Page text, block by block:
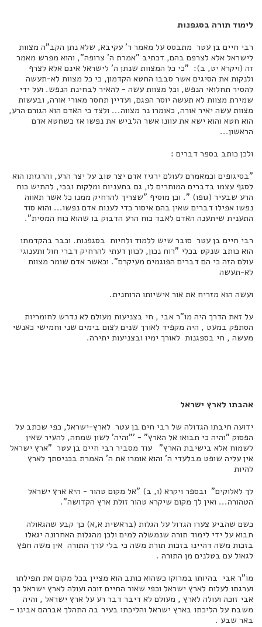
לימוד תורה בסגפנות
רבי חיים בן עטר מתבסס על מאמר ר' עקיבא, שלא נתן הקב"ה מצוות
לישראל אלא לצרפם בהם, דכתיב "אמרת ה' צרופה", והוא מפרש מאמר
זה (ויקרא יט, ב): "כי כל המצוות שנתן ה' לישראל אינם אלא לצרף
ולנקות את הסיגים אשר סבבו החטא הקדמון, כי כל מצוות לא-תעשה
להסיר תחלואי הנפש, וכל מצוות עשה - להאיר לבחינת הנפש. ועל ידי
שמירת מצוות לא תעשה יוסר הפגם, ועדיין תחסר מאורי אורה, ובעשות
מצוות עשה יאיר אורה, כאומרו נר מצווה... ולצד כי האדם הוא הגורם הרע,
הוא חטא והוא ישא את עוונו אשר הלביש את נפשו אז כשחטא אדם
הראשון...
ולכן כותב בספר דברים :
"בסיגופים וכמאמרם לעולם ירגיז אדם יצר טוב על יצר הרע, והרגזתו הוא
לסגף עצמו בדברים המותרים לו, גם בתעניות ומלקות ובכי, להתיש כוח
הרע שבעיר (גופו) ". וכן מוסיף "שצריך להרחיק ממנו כל אשר תאווה
נפשו אפילו דברים שאין בהם איסור כדי לענות אדם נפשו... והוא סוד
התענית שיתענה האדם לאבד כוח הרע הדבוק בו שהוא כוח המסית".
רבי חיים בן עטר סובר שיש ללמוד ולחיות בסגפנות. וכבר בהקדמתו
הוא כותב שנקט בכלי "רוח נכון, לכוון דעתי להרחיק דברי חול ותענוגי
עולם הזה כי הם דברים הפוגמים מעיקרם". וכאשר אדם שומר מצוות
לא-תעשה
ועשה הוא מזריח את אור אישיותו הרוחנית.
על זאת הדרך היה מו"ר אבי , חי בצניעות מעולם לא נדרש לחומריות
הסתפק במעט , היה מקפיד לאורך שנים לצום בימים שני וחמישי כאנשי
מעשה , חי בספגנות לאורך ימיו ובצניעות יתירה.
אהבתו לארץ ישראל
ידועה חיבתו הגדולה של רבי חים בן עטר לארץ-ישראל, כפי שכתב על
הפסוק "והיה כי תבואו אל הארץ" - '"והיה' לשון שמחה, להעיר שאין
לשמוח אלא בישיבת הארץ" עוד מסביר רבי חיים בן עטר "ארץ ישראל
אין עליה שופט מבלעדי ה' והוא אומרו את ה' האמרת בכניסתך לארץ
להיות
לך לאלוקים" ובספר ויקרא (ו, ב) "אל מקום טהור - היא ארץ ישראל
הטהורה... ואין לך מקום שיקרא טהור זולת ארץ הקדושה".
כשם שהביע צערו הגדול על הגלות (בראשית א,א) כך קבע שהגאולה
תבוא על ידי לימוד תורה שנמשלה למים ולכן מהגלות האחרונה יגאלו
בזכות משה דהיינו בזכות תורת משה כי בלי ערך התורה אין משה חפץ
לגאול עם בטלנים מן התורה .
מו"ר אבי בהיותו במרוקו כשהוא כותב הוא מציין בכל מקום את תפילתו
וערגתו לעלות לארץ ישראל וכפי שאור החיים זוכה ועולה לארץ ישראל כך
אבי זוכה ועולה לארץ , מעולם לא דיבר דבר רע על ארץ ישראל , והיה
משבח על הליכתו בארץ ישראל והליכתו בעיר בה התהלך אברהם אבינו –
באר שבע .